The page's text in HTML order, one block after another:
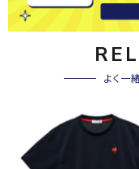
よく一